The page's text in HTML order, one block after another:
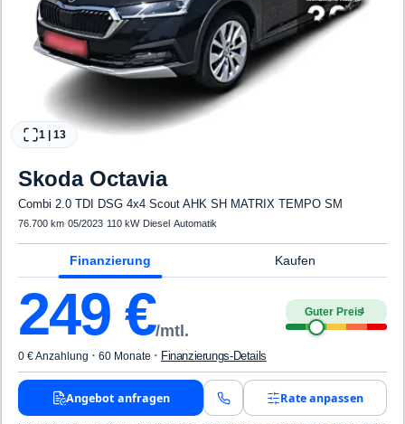
1 13
Skoda Octavia
Combi 2.0 TDI DSG 4x4 Scout AHK SH MATRIX TEMPO SM
76.700 km·05/2023· 110 kW· Diesel·Automatik
Finanzierung Kaufen
249 €/mtl.
Guter Preis4
0 € Anzahlung · 60 Monate · Finanzierungs-Details
Angebot anfragen Rate anpassen